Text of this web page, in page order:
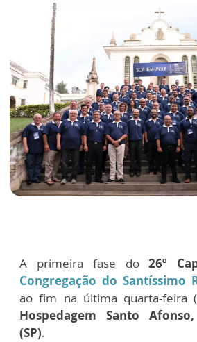
A primeira fase do26º
Congregação do Santíssimo
ao fim na última quarta-feira
Hospedagem Santo
(SP).